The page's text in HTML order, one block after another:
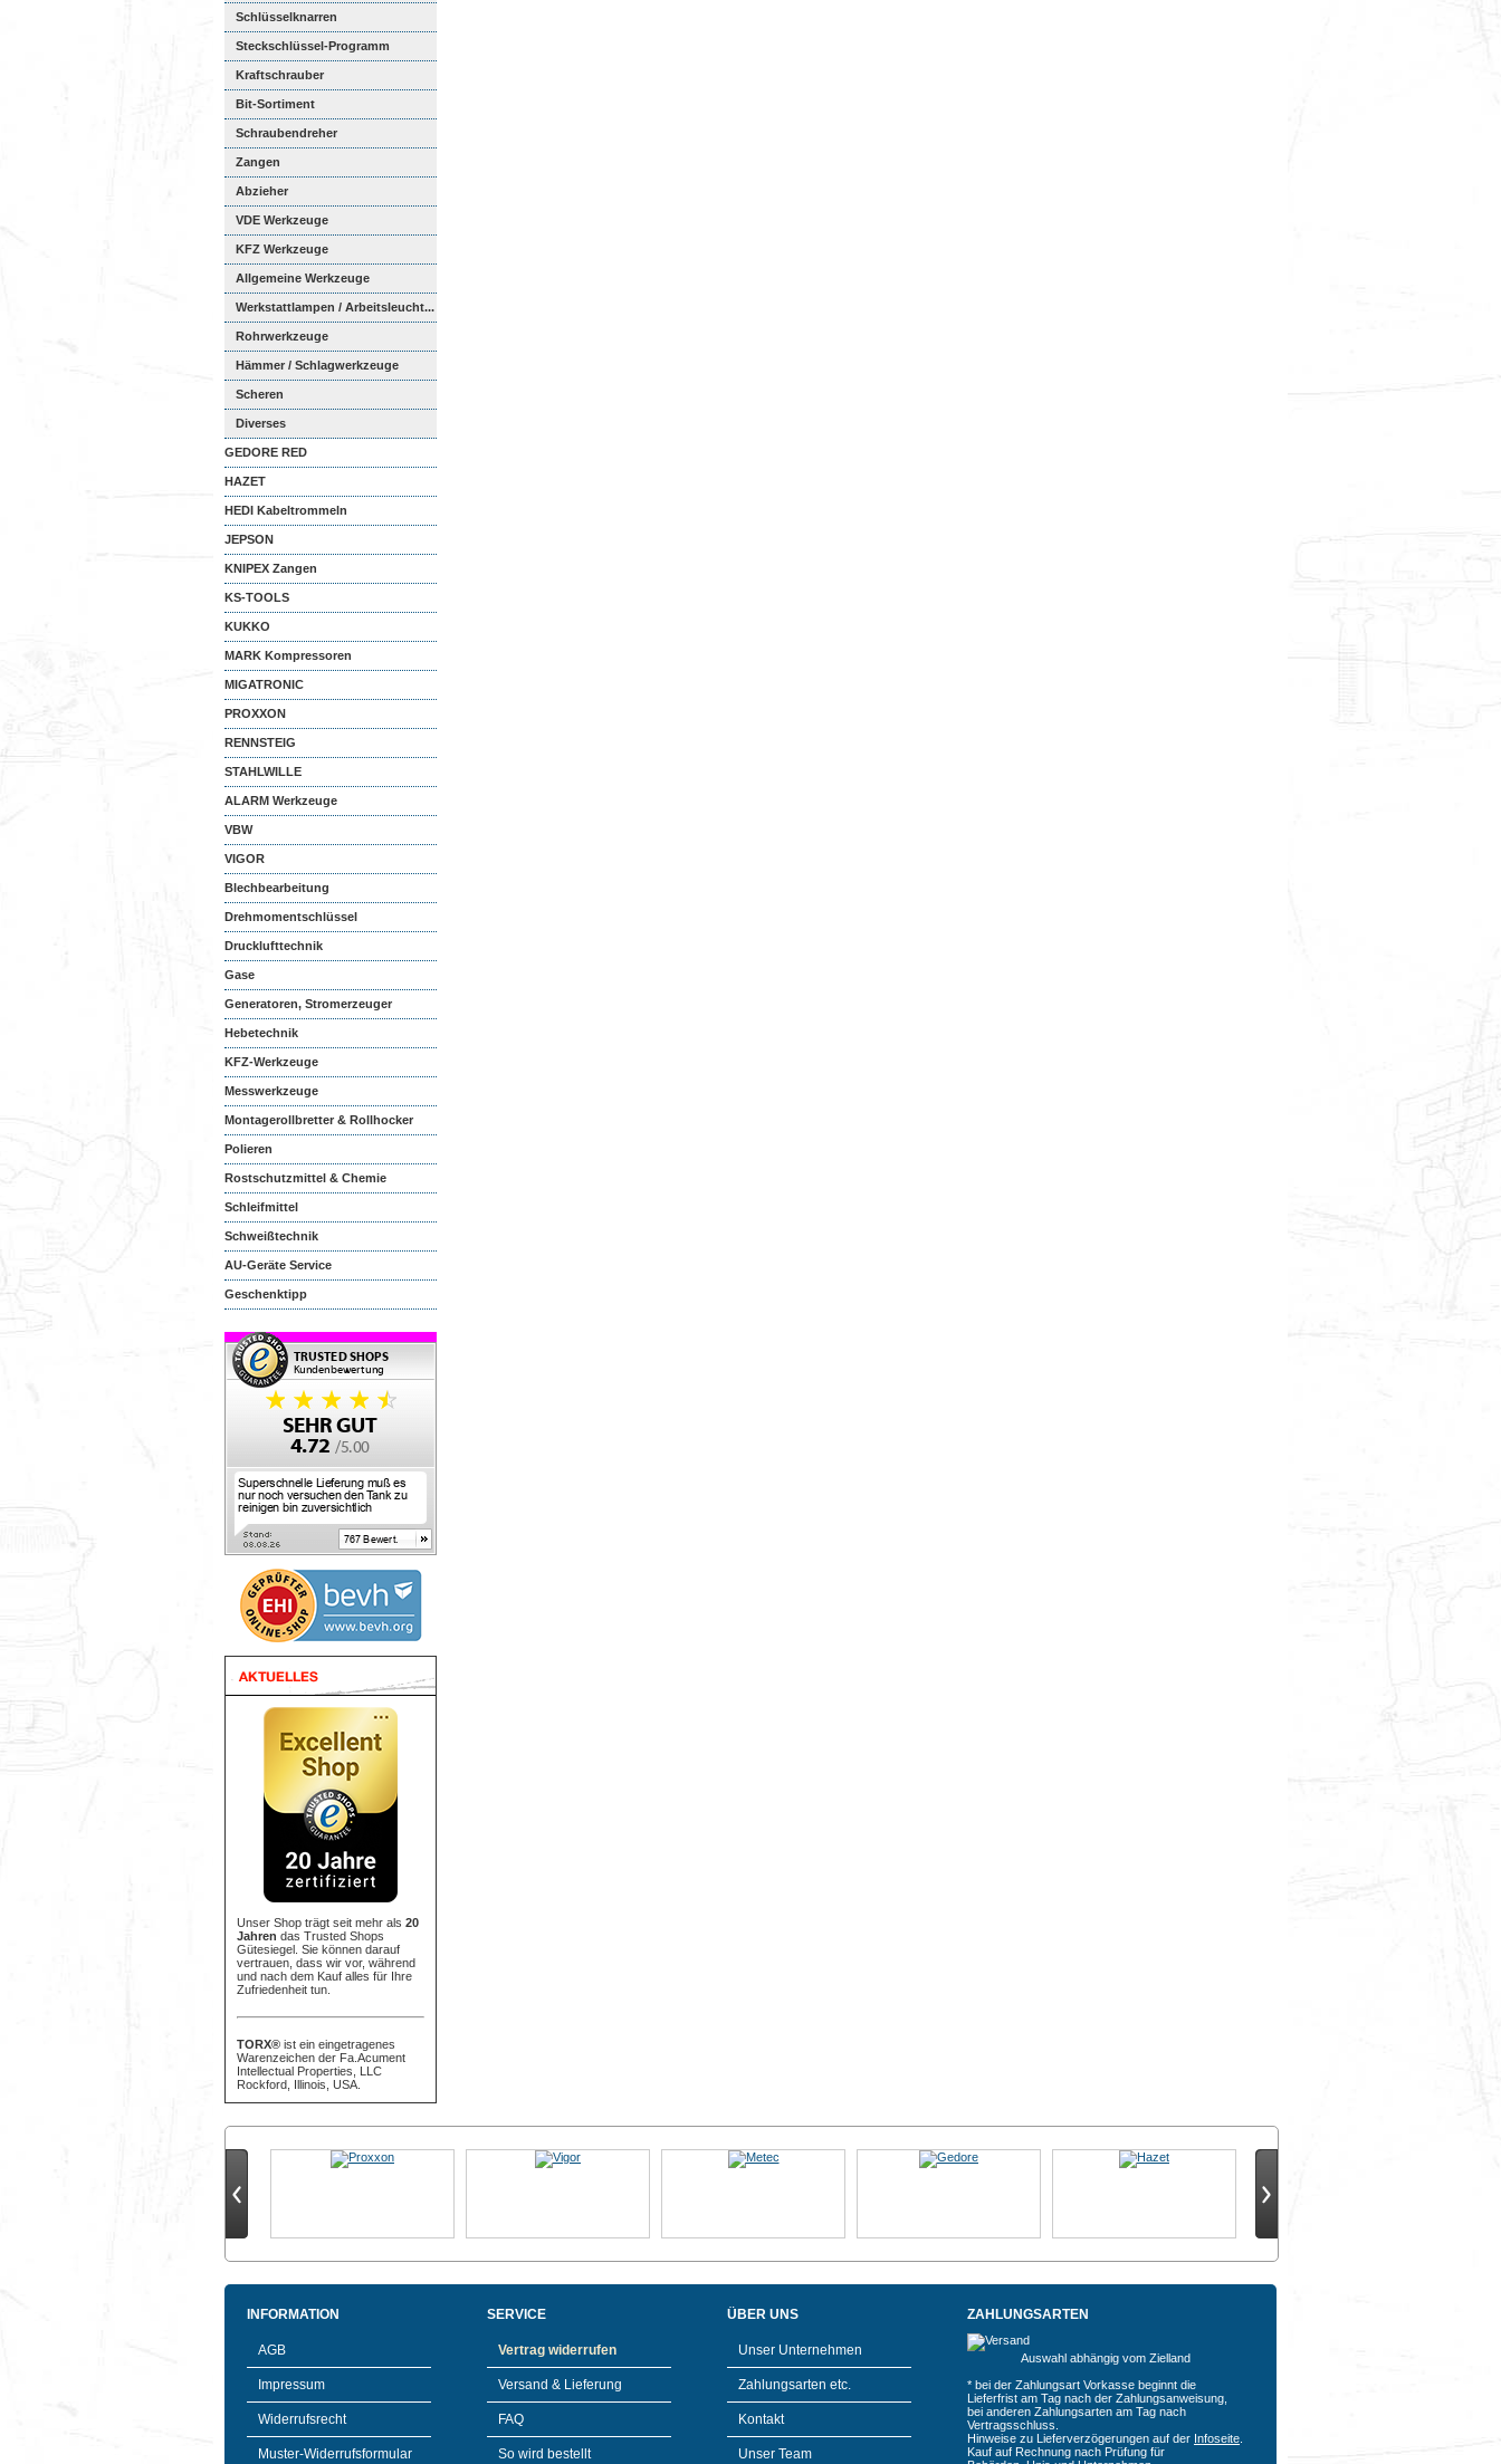
Schlüsselknarren
Steckschlüssel-Programm
Kraftschrauber
Bit-Sortiment
Schraubendreher
Zangen
Abzieher
VDE Werkzeuge
KFZ Werkzeuge
Allgemeine Werkzeuge
Werkstattlampen / Arbeitsleucht...
Rohrwerkzeuge
Hämmer / Schlagwerkzeuge
Scheren
Diverses
GEDORE RED
HAZET
HEDI Kabeltrommeln
JEPSON
KNIPEX Zangen
KS-TOOLS
KUKKO
MARK Kompressoren
MIGATRONIC
PROXXON
RENNSTEIG
STAHLWILLE
ALARM Werkzeuge
VBW
VIGOR
Blechbearbeitung
Drehmomentschlüssel
Drucklufttechnik
Gase
Generatoren, Stromerzeuger
Hebetechnik
KFZ-Werkzeuge
Messwerkzeuge
Montagerollbretter & Rollhocker
Polieren
Rostschutzmittel & Chemie
Schleifmittel
Schweißtechnik
AU-Geräte Service
Geschenktipp
Unser Shop trägt seit mehr als 20
Jahren das Trusted Shops
Gütesiegel. Sie können darauf
vertrauen, dass wir vor, während
und nach dem Kauf alles für Ihre
Zufriedenheit tun.
TORX® ist ein eingetragenes
Warenzeichen der Fa.Acument
Intellectual Properties, LLC
Rockford, Illinois, USA.
INFORMATION
AGB
Impressum
Widerrufsrecht
Muster-Widerrufsformular
SERVICE
Vertrag widerrufen
Versand & Lieferung
FAQ
So wird bestellt
ÜBER UNS
Unser Unternehmen
Zahlungsarten etc.
Kontakt
Unser Team
ZAHLUNGSARTEN
Auswahl abhängig vom Zielland
* bei der Zahlungsart Vorkasse beginnt die
Lieferfrist am Tag nach der Zahlungsanweisung,
bei anderen Zahlungsarten am Tag nach
Vertragsschluss.
Hinweise zu Lieferverzögerungen auf der Infoseite
Kauf auf Rechnung nach Prüfung für